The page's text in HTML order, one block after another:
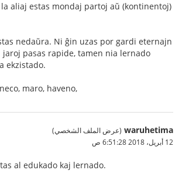
aliaj estas mondaj partoj aŭ (kontinentoj)
nedaŭra. Ni ĝin uzas por gardi eternajn
jaroj pasas rapide, tamen nia lernado
ekzistado.
maro, haveno,
waruhetima (عرض الملف الشخصي)
12 أبريل، 2018 6:51:28 ص
al edukado kaj lernado.